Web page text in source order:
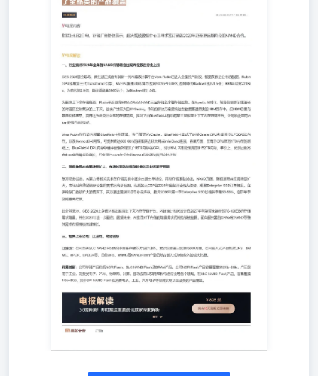
电，存储厂商铠侠表示，超大规模数据中心正寻求签订涵盖
2029年乃至更远期阶段的NAND合约。 I电报解读 一、行业
预计2026年全年的NAND价格将会出现两位数百分比上部
CES2026展会现场，黄仁勋正式宣布其新一代AI超级计算平
台Vera Rubin已进入全面投产阶段。根据英伟达公布的数
据，RubinGPU搭载第三代Transformer引擎，NVFP4推理/训
练算力达到50/35PFLOPS，达到前代Blackwell的5/3.5倍；
HBM4带宽22TBs，为前代的2.8倍；体管数量3360亿个，为
HBM-DRAM-NAND三层存储金字塔存储架构。在AgenticAI
时代，智能体需要记住漫长的对话历史和复杂的上下文，这
昂贵的HBM显存中，但HBM容量有限且价格高昂。英伟达
为此设计全新的存储架构，推出了由BlueField-4驱动的第三
层推理上下文内存存储平台，让每秒处理的token数提升高
达5倍 VeraRubin在机架内部署BlueField-4处理器，专门管理
KVCache。BlueField-4集成了64核GraceCPU和高带宽
LPDDR5X内存，以及ConnectX-9网络，可提供高达800Gb/s
的超低延迟以网或lnfiniBand连接。容量方面，在每个GPU
原有1TB内存的基础上，BIueField-4DPU内存存储平台额外
增加了16TB内存/每GPU，对于NVL72机架则增加1152TB内
存。单价上，受到云服务商和AI应用需求的增长，行业预
推理AI应用场景扩大，市场对高效能储存设备的需求远高